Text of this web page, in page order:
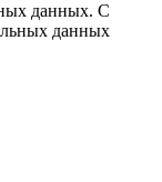
данных. С
данных